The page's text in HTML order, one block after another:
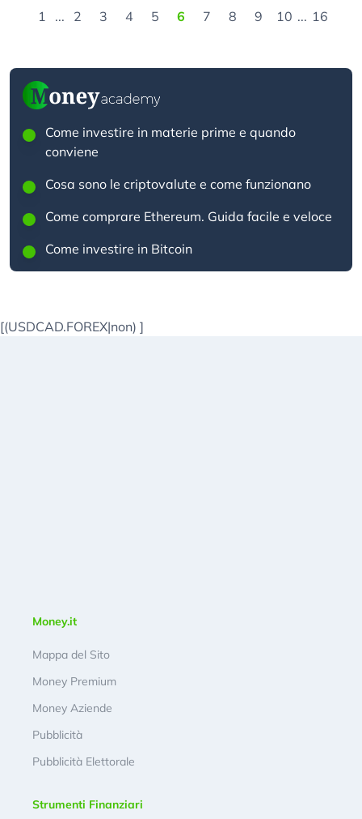
1 ... 2 3 4 5 6 7 8 9 10 ... 16
Come investire in materie prime e quando
conviene
Cosa sono le criptovalute e come funzionano
Come comprare Ethereum. Guida facile e veloce
Come investire in Bitcoin
[(USDCAD.FOREX|non) ]
Money.it
Mappa del Sito
Money Premium
Money Aziende
Pubblicità
Pubblicità Elettorale
Strumenti Finanziari